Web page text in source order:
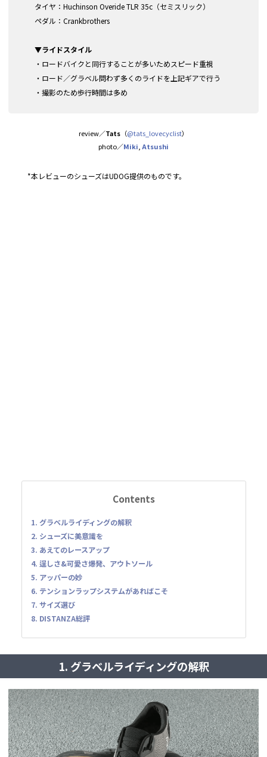
タイヤ：Huchinson Overide TLR 35c（セミスリック）
ペダル：Crankbrothers
▼ライドスタイル
・ロードバイクと同行することが多いためスピード重視
・ロード／グラベル問わず多くのライドを上記ギアで行う
・撮影のため歩行時間は多め
review／Tats （@tats_lovecyclist）
photo／Miki Atsushi
*本レビューのシューズはUDOG提供のものです。
Contents
1. グラベルライディングの解釈
2. シューズに美意識を
3. あえてのレースアップ
4. 逞しさ&可愛さ爆発、アウトソール
5. アッパーの妙
6. テンションラップシステムがあればこそ
7. サイズ選び
8. DISTANZA総評
1. グラベルライディングの解釈